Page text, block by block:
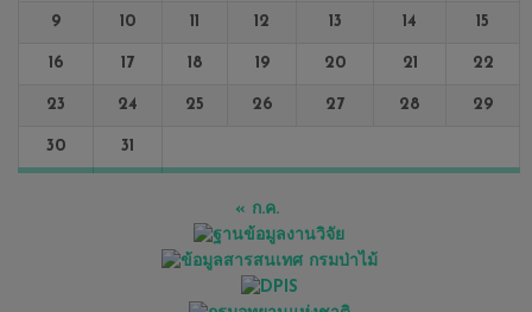
9 10 11 12 13 14 15
16 17 18 19 20 21 22
23 24 25 26 27 28 29
30 31
« ก.ค.